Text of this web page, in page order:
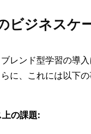
ビジネスケ
レンド型学習の導
に、これには以下
の課題: